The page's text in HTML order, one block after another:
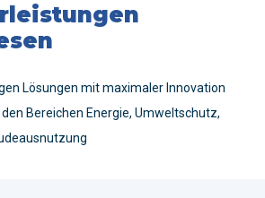
Lösungen mit maximaler Innovation
Bereichen Energie, Umweltschutz,